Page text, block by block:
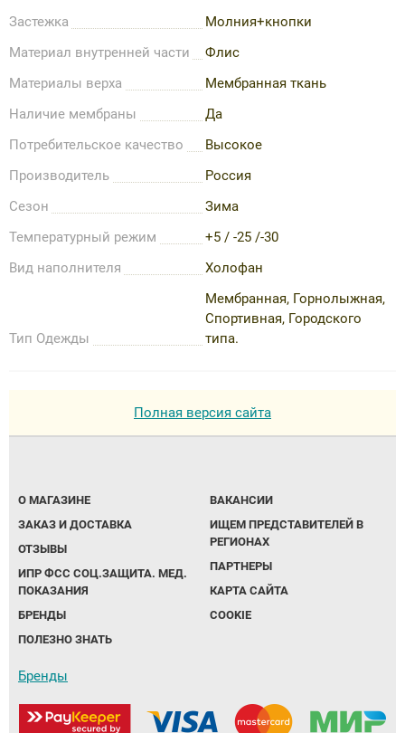
Застежка
Молния+кнопки
Материал внутренней части
Флис
Материалы верха
Мембранная ткань
Наличие мембраны
Да
Потребительское качество
Высокое
Производитель
Россия
Сезон
Зима
Температурный режим
+5 / -25 /-30
Вид наполнителя
Холофан
Тип Одежды
Мембранная, Горнолыжная,
Спортивная, Городского
типа.
Полная версия сайта
О МАГАЗИНЕ
ЗАКАЗ И ДОСТАВКА
ОТЗЫВЫ
ИПР ФСС СОЦ.ЗАЩИТА. МЕД.
ПОКАЗАНИЯ
БРЕНДЫ
ПОЛЕЗНО ЗНАТЬ
ВАКАНСИИ
ИЩЕМ ПРЕДСТАВИТЕЛЕЙ В
РЕГИОНАХ
ПАРТНЕРЫ
КАРТА САЙТА
COOKIE
Бренды